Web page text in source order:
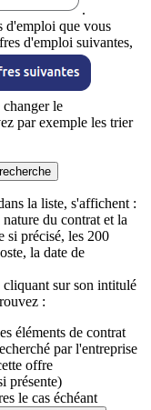
.
d'emploi que vous
d'emploi suivantes,
le
par exemple les trier
la liste, s'affichent :
du contrat et la
si précisé, les 200
la date de
cliquant sur son intitulé
:
éléments de contrat
par l'entreprise
offre
présente)
le cas échéant